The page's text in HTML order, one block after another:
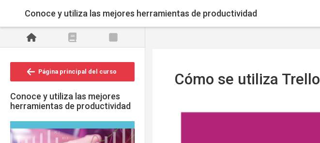
Conoce y utiliza las mejores herramientas de productividad
Página principal del curso
Conoce y utiliza las mejores
herramientas de productividad
Cómo se utiliza Trello